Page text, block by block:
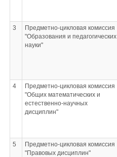
3
Предметно-цикловая комиссия
"Образования и педагогических
науки"
4
Предметно-цикловая комиссия
"Общих математических и
естественно-научных
дисциплин"
5
Предметно-цикловая комиссия
"Правовых дисциплин"